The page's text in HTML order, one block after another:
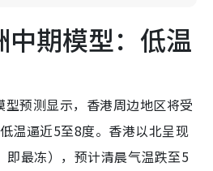
中期模型：低温
型预测显示，香港周边地区将受
温逼近5至8度。香港以北呈现
即最冻），预计清晨气温跌至5